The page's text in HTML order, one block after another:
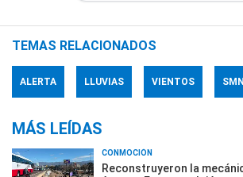
TEMAS RELACIONADOS
ALERTA LLUVIAS VIENTOS SMN
MÁS LEÍDAS
CONMOCIÓN
Reconstruyeron la